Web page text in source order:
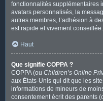
fonctionnalités supplémentaires
avatars personnalisés, la
autres membres, l’adhésion à
est rapide et vivement conseillée.
Haut
Que signifie COPPA ?
COPPA (ou Children’s Online
aux États-Unis qui dit que les
informations de mineurs de
consentement écrit des parents